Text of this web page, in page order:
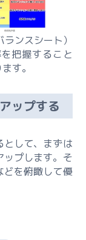
ンスシート）
把握すること
す。
ップする
として、まずは
ップします。そ
どを俯瞰して優